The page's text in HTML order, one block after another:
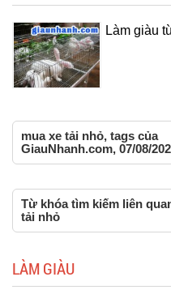
Làm giàu
mua xe tải nhỏ, tags của
GiauNhanh.com, 07/08/
Từ khóa tìm kiếm liên
tải nhỏ
LÀM GIÀU